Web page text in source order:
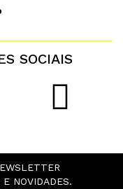
SOCIAIS
E NOVIDADES.